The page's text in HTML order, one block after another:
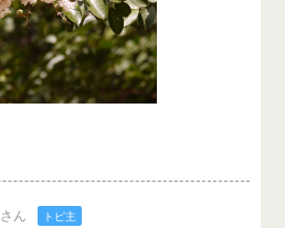
さん トピ主